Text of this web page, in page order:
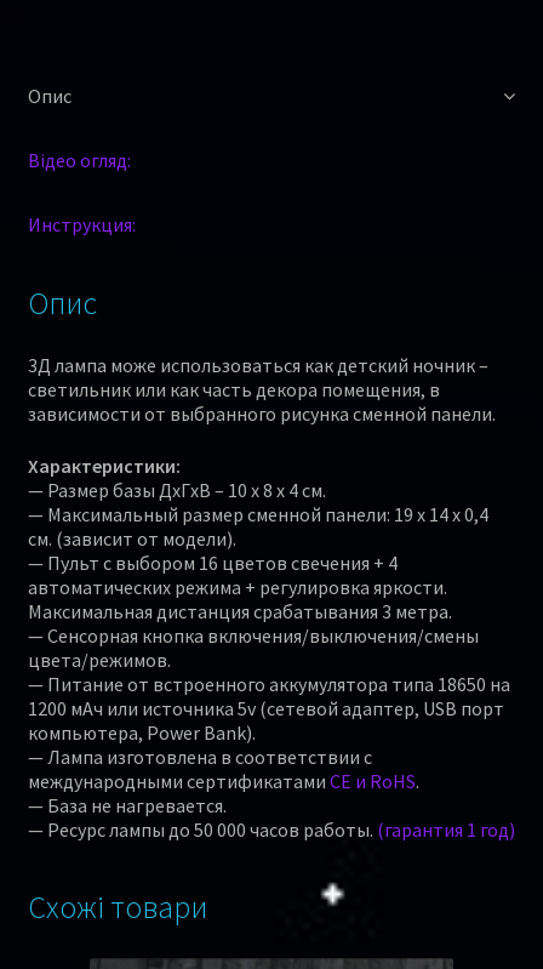
Опис
Відео огляд:
Инструкция:
Опис
3Д лампа може использоваться как детский ночник –
светильник или как часть декора помещения, в
зависимости от выбранного рисунка сменной панели.
Характеристики:
— Размер базы ДхГхВ – 10 х 8 х 4 см.
— Максимальный размер сменной панели: 19 x 14 x 0,4
см. (зависит от модели).
— Пульт с выбором 16 цветов свечения + 4
автоматических режима + регулировка яркости.
Максимальная дистанция срабатывания 3 метра.
— Сенсорная кнопка включения/выключения/смены
цвета/режимов.
— Питание от встроенного аккумулятора типа 18650 на
1200 мАч или источника 5v (сетевой адаптер, USB порт
компьютера, Power Bank).
— Лампа изготовлена в соответствии с
международными сертификатами CE и RoHS.
— База не нагревается.
— Ресурс лампы до 50 000 часов работы. (гарантия 1 год)
Схожі товари